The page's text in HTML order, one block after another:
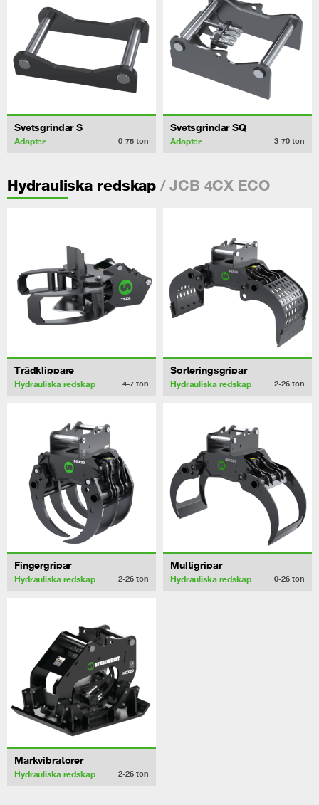
Svetsgrindar S
Adapter 0-75 ton
Svetsgrindar SQ
Adapter 3-70 ton
Hydrauliska redskap/ JCB 4CX ECO
Trädklippare
Hydrauliska redskap 4-7 ton
Sorteringsgripar
Hydrauliska redskap 2-26 ton
Fingergripar
Hydrauliska redskap 2-26 ton
Multigripar
Hydrauliska redskap 0-26 ton
Markvibratorer
Hydrauliska redskap 2-26 ton